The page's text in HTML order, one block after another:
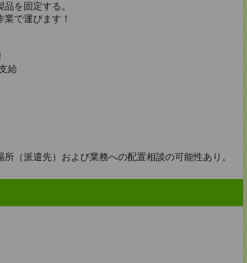
品を固定する。
業で運びます！
給
（派遣先）および業務への配置相談の可能性あり。